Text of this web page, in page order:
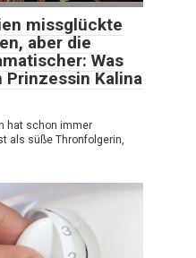
missglückte
aber die
Was
Prinzessin Kalina
hat schon immer
als süße Thronfolgerin,